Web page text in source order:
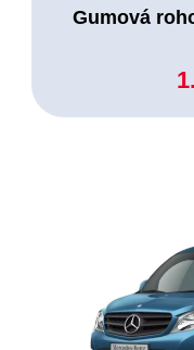
Gumová